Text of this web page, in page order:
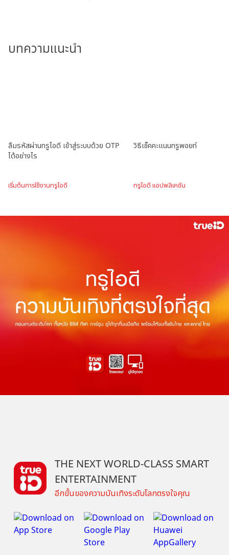
บทความแนะนำ
ลืมรหัสผ่านทรูไอดี เข้าสู่ระบบด้วย OTP
ได้อย่างไร
เริ่มต้นการใช้งานทรูไอดี
วิธีเช็คคะแนนทรูพอยท์
ทรูไอดี แอปพลิเคชัน
THE NEXT WORLD-CLASS SMART
ENTERTAINMENT
อีกขั้นของความบันเทิงระดับโลกตรงใจคุณ